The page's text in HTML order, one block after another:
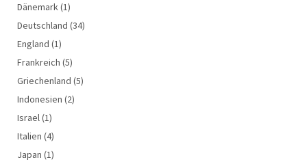
Dänemark(1)
Deutschland (34)
England (1)
Frankreich (5)
Griechenland (5)
Indonesien (2)
Israel(1)
Italien (4)
Japan (1)